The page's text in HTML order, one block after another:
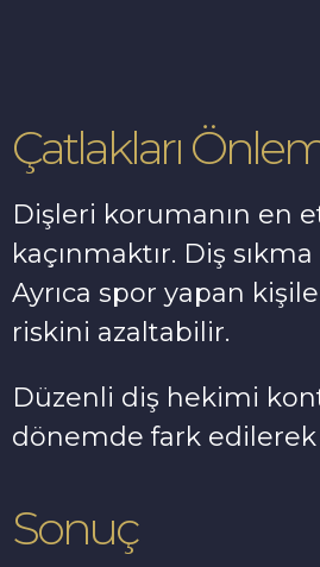
Çatlakları
Dişleri korumanın en
kaçınmaktır. Diş
Ayrıca spor yapan
riskini azaltabilir.
Düzenli diş hekimi
dönemde fark
Sonuç